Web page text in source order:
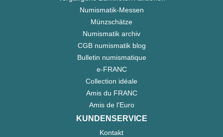
Numismatik-Messen
Münzschätze
Numismatik archiv
CGB numismatik blog
Bulletin numismatique
e-FRANC
Collection idéale
Amis du FRANC
Amis de l'Euro
KUNDENSERVICE
Kontakt